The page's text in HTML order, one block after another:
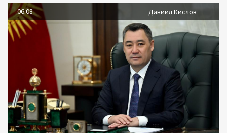
06.08 Даниил Кислов